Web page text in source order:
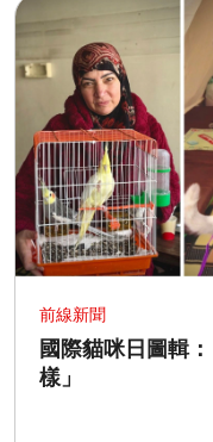
前線新聞
國際貓咪日圖輯
樣」